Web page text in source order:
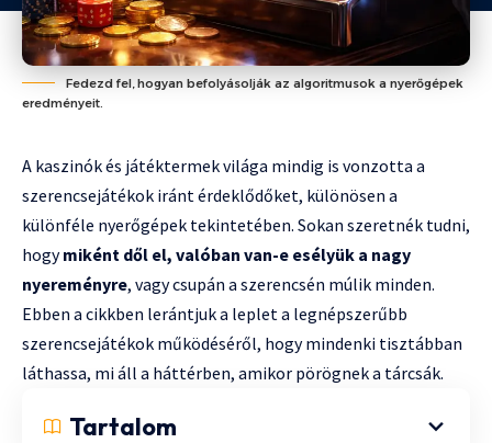
Fedezd fel, hogyan befolyásolják az algoritmusok a nyerőgépek
eredményeit.
A kaszinók és játéktermek világa mindig is vonzotta a
szerencsejátékok iránt érdeklődőket, különösen a
különféle nyerőgépek tekintetében. Sokan szeretnék tudni,
hogymiként dől el, valóban van-e esélyük a nagy
nyereményre, vagy csupán a szerencsén múlik minden.
Ebben a cikkben lerántjuk a leplet a legnépszerűbb
szerencsejátékok működéséről, hogy mindenki tisztábban
láthassa, mi áll a háttérben, amikor pörögnek a tárcsák.
Tartalom